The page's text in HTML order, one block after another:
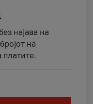
најава на
на
платите.